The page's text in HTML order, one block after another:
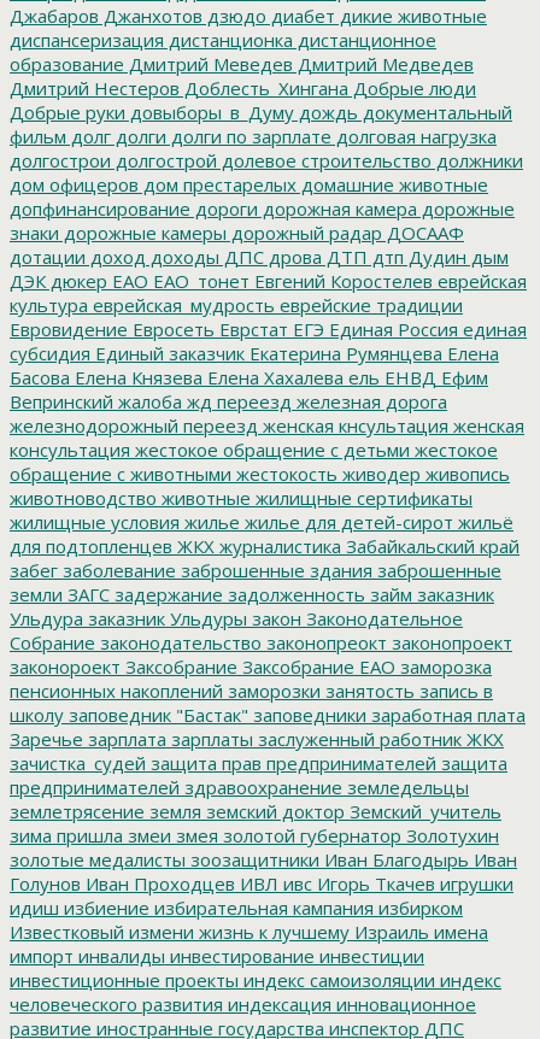
Джабаров Джанхотов дзюдо диабет дикие животные
диспансеризация дистанционка дистанционное
образование Дмитрий Меведев Дмитрий Медведев
Дмитрий Нестеров Доблесть_Хингана Добрые люди
Добрые руки довыборы_в_Думу дождь документальный
фильм долг долги долги по зарплате долговая нагрузка
долгострои долгострой долевое строительство должники
дом офицеров дом престарелых домашние животные
допфинансирование дороги дорожная камера дорожные
знаки дорожные камеры дорожный радар ДОСААФ
дотации доход доходы ДПС дрова ДТП дтп Дудин дым
ДЭК дюкер ЕАО ЕАО_тонет Евгений Коростелев еврейская
культура еврейская_мудрость еврейские традиции
Евровидение Евросеть Еврстат ЕГЭ Единая Россия единая
субсидия Единый заказчик Екатерина Румянцева Елена
Басова Елена Князева Елена Хахалева ель ЕНВД Ефим
Вепринский жалоба жд переезд железная дорога
железнодорожный переезд женская кнсультация женская
консультация жестокое обращение с детьми жестокое
обращение с животными жестокость живодер живопись
животноводство животные жилищные сертификаты
жилищные условия жилье жилье для детей-сирот жильё
для подтопленцев ЖКХ журналистика Забайкальский край
забег заболевание заброшенные здания заброшенные
земли ЗАГС задержание задолженность займ заказник
Ульдура заказник Ульдуры закон Законодательное
Собрание законодательство законопреокт законопроект
законороект Заксобрание Заксобрание ЕАО заморозка
пенсионных накоплений заморозки занятость запись в
школу заповедник "Бастак" заповедники заработная плата
Заречье зарплата зарплаты заслуженный работник ЖКХ
зачистка_судей защита прав предпринимателей защита
предпринимателей здравоохранение земледельцы
землетрясение земля земский доктор Земский_учитель
зима пришла змеи змея золотой губернатор Золотухин
золотые медалисты зоозащитники Иван Благодырь Иван
Голунов Иван Проходцев ИВЛ ивс Игорь Ткачев игрушки
идиш избиение избирательная кампания избирком
Известковый измени жизнь к лучшему Израиль имена
импорт инвалиды инвестирование инвестиции
инвестиционные проекты индекс самоизоляции индекс
человеческого развития индексация инновационное
развитие иностранные государства инспектор ДПС